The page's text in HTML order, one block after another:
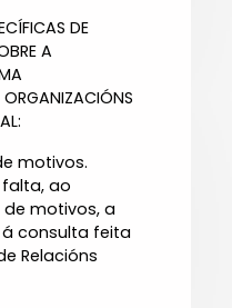
DE
A
motivos.
ao
de motivos, a
consulta feita
Relacións